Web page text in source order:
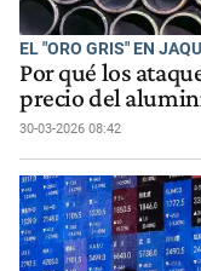
EL "ORO GRIS" EN
Por qué los
precio del
30-03-2026 08:42